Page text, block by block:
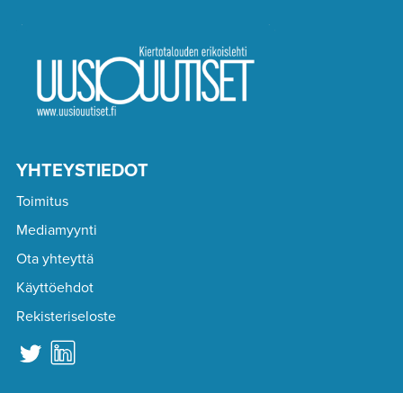
YHTEYSTIEDOT
Toimitus
Mediamyynti
Ota yhteyttä
Käyttöehdot
Rekisteriseloste